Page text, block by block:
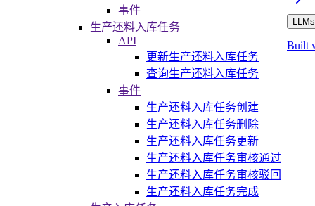
事件
生产还料入库任务
API
更新生产还料入库任务
查询生产还料入库任务
事件
生产还料入库任务创建
生产还料入库任务删除
生产还料入库任务更新
生产还料入库任务审核通过
生产还料入库任务审核驳回
生产还料入库任务完成
Built